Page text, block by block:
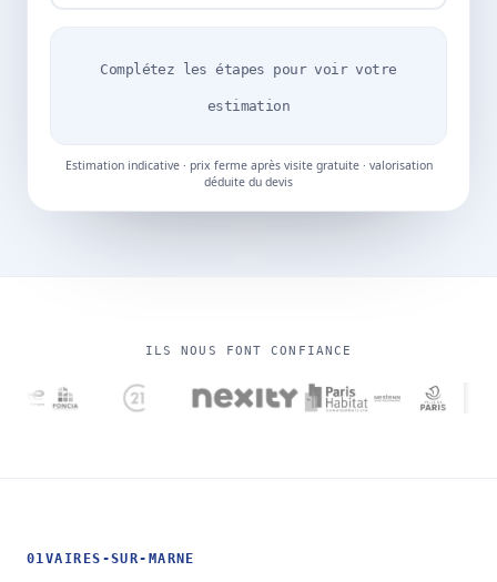
Complétez les étapes pour voir votre
estimation
Estimation indicative · prix ferme après visite gratuite · valorisation
déduite du devis
ILS NOUS FONT CONFIANCE
01VAIRES-SUR-MARNE